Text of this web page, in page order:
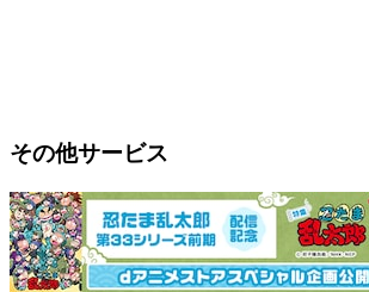
その他サービス